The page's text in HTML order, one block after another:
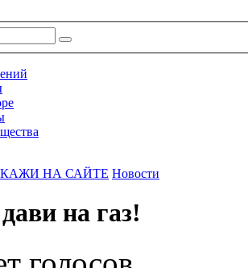
Новости
на газ!